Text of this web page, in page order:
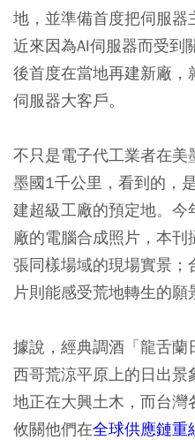
地，並準備首度把伺服器
近來因為AI伺服器而受到
後首度在當地再建新廠
伺服器大客戶。
不只是電子代工業者在美
墨國1千公里，看到的，
建超級工廠的預定地。
廠的電腦合成照片，本
張同樣場域的現場實景；
片則能感受荒地轉生的願
據說，經典調酒「龍舌
西哥荒涼平原上的日出
地正在大興土木，而台
攸關他們在全球供應鏈重